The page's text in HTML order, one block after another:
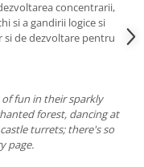
concentrarii,
si a gandirii logice si
si de dezvoltare pentru
of fun in their sparkly
forest, dancing at
turrets; there's so
page.